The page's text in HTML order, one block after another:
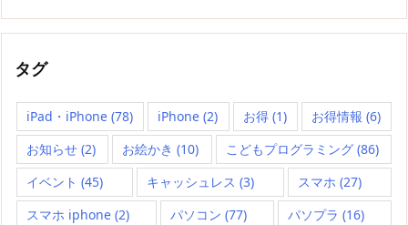
タグ
iPad・iPhone (78) iPhone (2) お得(1) お得情報 (6)
お知らせ (2) お絵かき (10) こどもプログラミング(86)
イベント (45) キャッシュレス (3) スマホ (27)
スマホ iphone (2) パソコン (77) パソプラ (16)